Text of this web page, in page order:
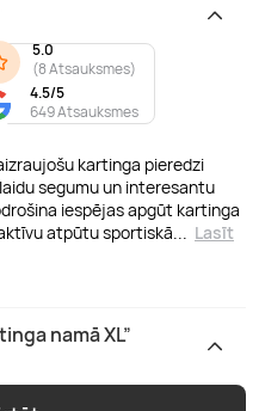
kartinga pieredzi
segumu un interesantu
iespējas apgūt kartinga
atpūtu sportiskā... Lasīt
5.0
(8 Atsauksmes)
4.5/5
649 Atsauksmes
namā XL”